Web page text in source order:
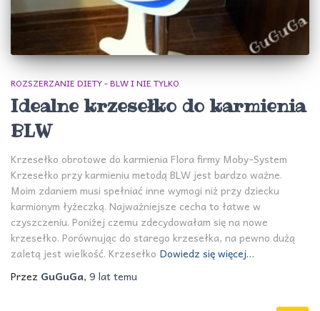
ROZSZERZANIE DIETY - BLW I NIE TYLKO
Idealne krzesełko do karmienia
BLW
Krzesełko obrotowe do karmienia Flora firmy Moby-System
Krzesełko przy karmieniu metodą BLW jest bardzo ważne.
Moim zdaniem musi spełniać inne wymogi niż przy dziecku
karmionym łyżeczką. Najważniejsze cecha to łatwe w
czyszczeniu. Poniżej czemu zdecydowałam się na nowe
krzesełko. Porównując do starego krzesełka, na pewno dużą
zaletą jest wielkość. Krzesełko Dowiedz się więcej…
Przez GuGuGa, 9 lattemu